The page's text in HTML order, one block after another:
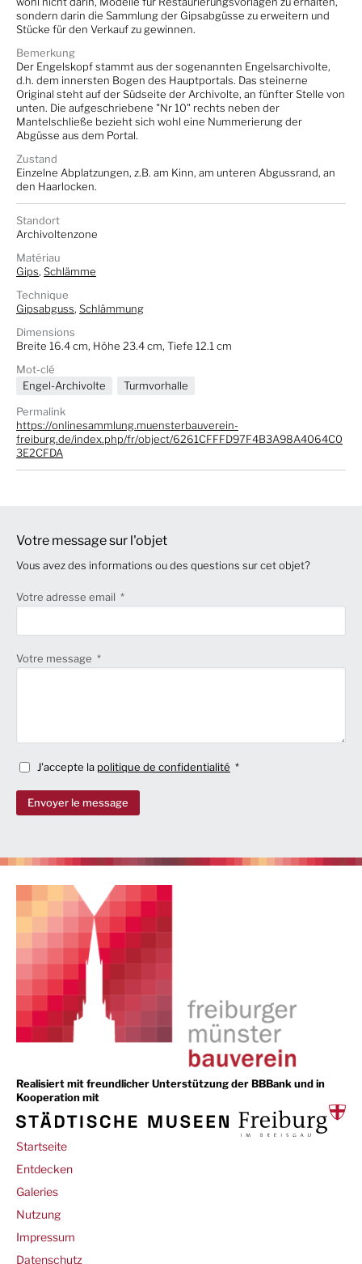
sondern darin die Sammlung der Gipsabgüsse zu erweitern und
Stücke für den Verkauf zu gewinnen.
Bemerkung
Der Engelskopf stammt aus der sogenannten Engelsarchivolte,
d.h. dem innersten Bogen des Hauptportals. Das steinerne
Original steht auf der Südseite der Archivolte, an fünfter Stelle von
unten. Die aufgeschriebene "Nr 10" rechts neben der
Mantelschließe bezieht sich wohl eine Nummerierung der
Abgüsse aus dem Portal.
Zustand
Einzelne Abplatzungen, z.B. am Kinn, am unteren Abgussrand, an
den Haarlocken.
Standort
Archivoltenzone
Matériau
Gips, Schlämme
Technique
Gipsabguss, Schlämmung
Dimensions
Breite 16.4 cm, Höhe 23.4 cm, Tiefe 12.1 cm
Mot-clé
Engel-Archivolte
Turmvorhalle
Permalink
https://onlinesammlung.muensterbauverein-
freiburg.de/index.php/fr/object/6261CFFFD97F4B3A98A4064C0
3E2CFDA
Votre message sur l'objet
Vous avez des informations ou des questions sur cet objet?
Votre adresse email
Votre message
J'accepte la politique de confidentialité
Envoyer le message
Realisiert mit freundlicher Unterstützung der BBBank und in
Kooperation mit
Main
navigation
Startseite
Entdecken
Galeries
Footer
Nutzung
Impressum
Datenschutz